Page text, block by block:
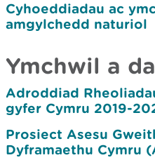
Cyhoeddiadau ac
amgylchedd naturiol
Ymchwil a
Adroddiad
gyfer Cymru 2019-
Prosiect Asesu
Dyframaethu Cymru